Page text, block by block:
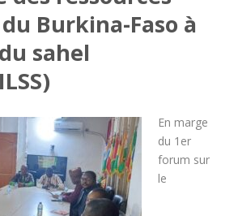
Burkina-Faso à
sahel
En marge
du 1er
forum sur
le